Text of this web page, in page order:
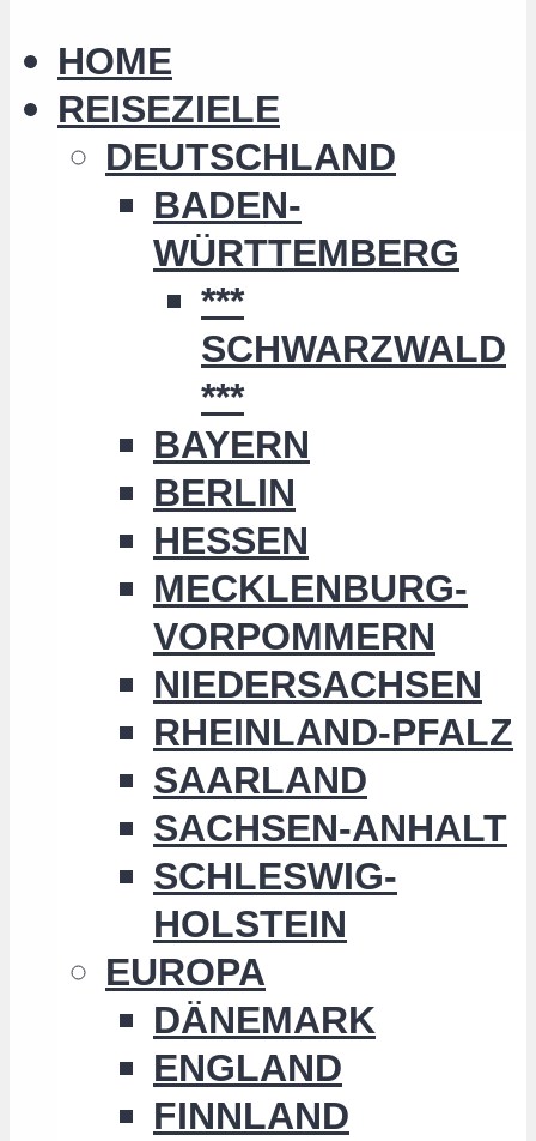
HOME
REISEZIELE
DEUTSCHLAND
BADEN-
WÜRTTEMBERG
***
SCHWARZWALD
***
BAYERN
BERLIN
HESSEN
MECKLENBURG-
VORPOMMERN
NIEDERSACHSEN
RHEINLAND-PFALZ
SAARLAND
SACHSEN-ANHALT
SCHLESWIG-
HOLSTEIN
EUROPA
DÄNEMARK
ENGLAND
FINNLAND